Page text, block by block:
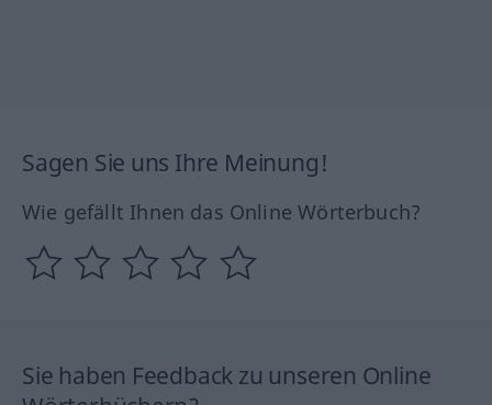
Sagen Sie uns Ihre Meinung!
Wie gefällt Ihnen das Online Wörterbuch?
Sie haben Feedback zu unseren Online